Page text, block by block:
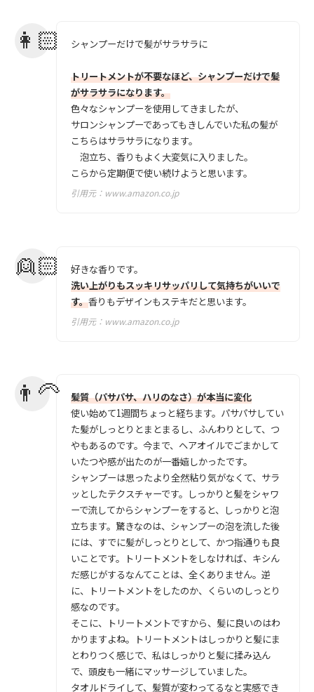
シャンプーだけで髪がサラサラに
トリートメントが不要なほど、シャンプーだけで髪
がサラサラになります。
色々なシャンプーを使用してきましたが、
サロンシャンプーであってもきしんでいた私の髪が
こちらはサラサラになります。
泡立ち、香りもよく大変気に入りました。
こらから定期便で使い続けようと思います。
引用元： www.amazon.co.jp
好きな香りです。
洗い上がりもスッキリサッパリして気持ちがいいで
す。香りもデザインもステキだと思います。
引用元： www.amazon.co.jp
髪質（パサパサ、ハリのなさ）が本当に変化
使い始めて1週間ちょっと経ちます。パサパサしてい
た髪がしっとりとまとまるし、ふんわりとして、つ
やもあるのです。今まで、ヘアオイルでごまかして
いたつや感が出たのが一番嬉しかったです。
シャンプーは思ったより全然粘り気がなくて、サラ
ッとしたテクスチャーです。しっかりと髪をシャワ
ーで流してからシャンプーをすると、しっかりと泡
立ちます。驚きなのは、シャンプーの泡を流した後
には、すでに髪がしっとりとして、かつ指通りも良
いことです。トリートメントをしなければ、キシん
だ感じがするなんてことは、全くありません。逆
に、トリートメントをしたのか、くらいのしっとり
感なのです。
そこに、トリートメントですから、髪に良いのはわ
かりますよね。トリートメントはしっかりと髪にま
とわりつく感じで、私はしっかりと髪に揉み込ん
で、頭皮も一緒にマッサージしていました。
タオルドライして、髪質が変わってるなと実感でき